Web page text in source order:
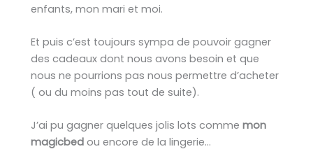
enfants, mon mari et moi.
Et puis c’est toujours sympa de pouvoir gagner
des cadeaux dont nous avons besoin et que
nous ne pourrions pas nous permettre d’acheter
( ou du moins pas tout de suite).
J’ai pu gagner quelques jolis lots comme mon
magicbed ou encore de la lingerie…